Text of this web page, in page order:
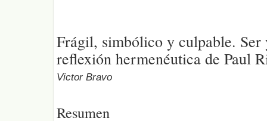
Frágil, simbólico y culpable. Ser
reflexión hermenéutica de Paul
Victor Bravo
Resumen